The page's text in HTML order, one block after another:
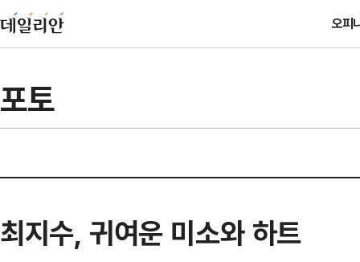
오피
포토
최지수, 귀여운 미소와 하트